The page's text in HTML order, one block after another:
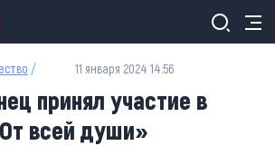
/ 11 января 2024 14:56
принял участие в
всей души»